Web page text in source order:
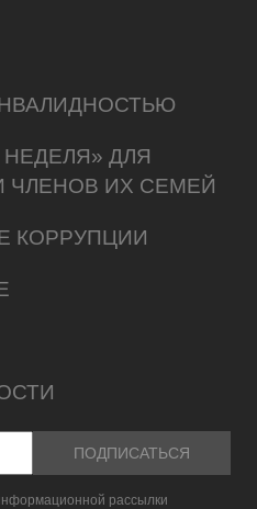
ДЛЯ
ЧЛЕНОВ ИХ СЕМЕЙ
КОРРУПЦИИ
рассылки